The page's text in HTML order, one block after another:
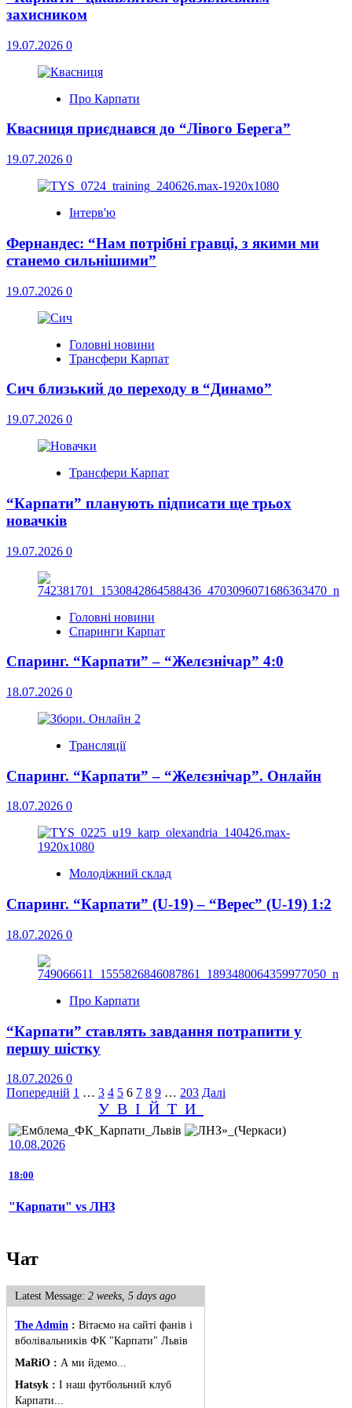
захисником
19.07.2026 0
Про Карпати
Квасниця приєднався до “Лівого Берега”
19.07.2026 0
Інтерв'ю
Фернандес: “Нам потрібні гравці, з якими ми
станемо сильнішими”
19.07.2026 0
Головні новини
Трансфери Карпат
Сич близький до переходу в “Динамо”
19.07.2026 0
Трансфери Карпат
“Карпати” планують підписати ще трьох
новачків
19.07.2026 0
Головні новини
Спаринги Карпат
Спаринг. “Карпати” – “Желєзнічар” 4:0
18.07.2026 0
Трансляції
Спаринг. “Карпати” – “Желєзнічар”. Онлайн
18.07.2026 0
Молодіжний склад
Спаринг. “Карпати” (U-19) – “Верес” (U-19) 1:2
18.07.2026 0
Про Карпати
“Карпати” ставлять завдання потрапити у
першу шістку
18.07.2026 0
Пагінація
Попередній 1 … 3 4 5 6 7 8 9 … 203 Далі
УВІЙТИ
10.08.2026
18:00
"Карпати" vs ЛНЗ
Чат
Latest Message: 2 weeks, 5 days ago
The Admin : Вітаємо на сайті фанів і
вболівальників ФК "Карпати" Львів
MaRiO : А ми йдемо...
Hatsyk : І наш футбольний клуб
Карпати...